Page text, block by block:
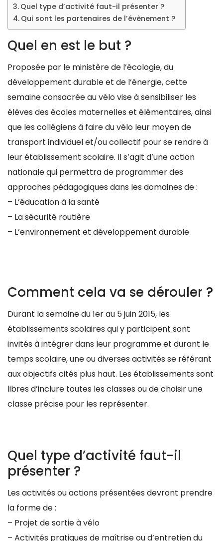
Quel type d’activité faut-il présenter ?
Qui sont les partenaires de l’évènement ?
Quel en est le but ?
Proposée par le ministère de l’écologie, du
développement durable et de l’énergie, cette
semaine consacrée au vélo vise à sensibiliser les
élèves des écoles maternelles et élémentaires, ainsi
que les collégiens à faire du vélo leur moyen de
transport individuel et/ou collectif pour se rendre à
leur établissement scolaire. Il s’agit d’une action
nationale qui permettra de programmer des
approches pédagogiques dans les domaines de :
– L’éducation à la santé
– La sécurité routière
– L’environnement et développement durable
Comment cela va se dérouler ?
Durant la semaine du 1er au 5 juin 2015, les
établissements scolaires qui y participent sont
invités à intégrer dans leur programme et durant le
temps scolaire, une ou diverses activités se référant
aux objectifs cités plus haut. Les établissements sont
libres d’inclure toutes les classes ou de choisir une
classe précise pour les représenter.
Quel type d’activité faut-il
présenter ?
Les activités ou actions présentées devront prendre
la forme de :
– Projet de sortie à vélo
– Activités pratiques de maîtrise ou d’entretien du